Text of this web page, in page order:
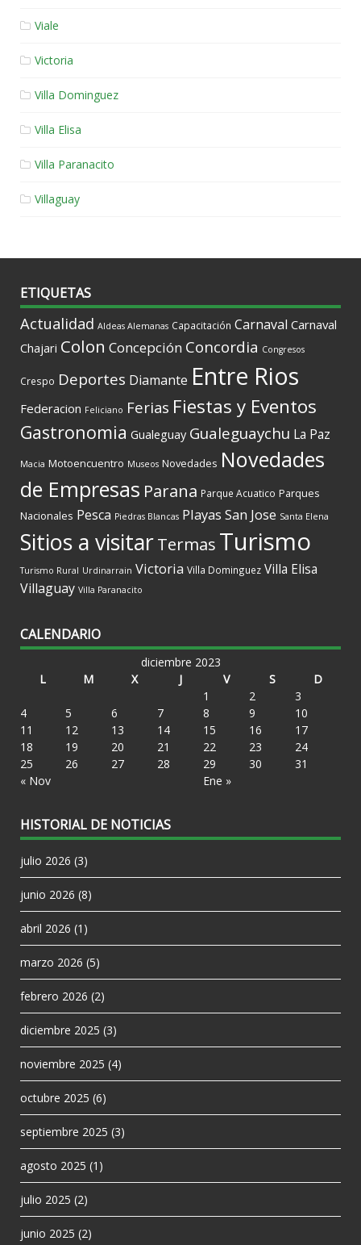
Viale
Victoria
Villa Dominguez
Villa Elisa
Villa Paranacito
Villaguay
ETIQUETAS
Actualidad Aldeas Alemanas Capacitación Carnaval Carnaval
Chajari Colon Concepción Concordia Congresos
Crespo Deportes Diamante Entre Rios
Federacion Feliciano Ferias Fiestas y Eventos
Gastronomia Gualeguay Gualeguaychu La Paz
Macia Motoencuentro Museos Novedades Novedades
de Empresas Parana Parque Acuatico Parques
Nacionales Pesca Piedras Blancas Playas San Jose Santa Elena
Sitios a visitarTermas Turismo
Turismo Rural Urdinarrain Victoria Villa Dominguez Villa Elisa
Villaguay Villa Paranacito
CALENDARIO
diciembre 2023
L
M X J V S D
« Nov Ene »
1 2
3
4
5 6 7 8 9
10
11
12 13 14 15 16
17
18
19 20 21 22 23
24
25
26 27 28 29 30 31
HISTORIAL DE NOTICIAS
julio 2026 (3)
junio 2026 (8)
abril 2026 (1)
marzo 2026 (5)
febrero 2026 (2)
diciembre 2025 (3)
noviembre 2025 (4)
octubre 2025 (6)
septiembre 2025 (3)
agosto 2025 (1)
julio 2025 (2)
junio 2025 (2)